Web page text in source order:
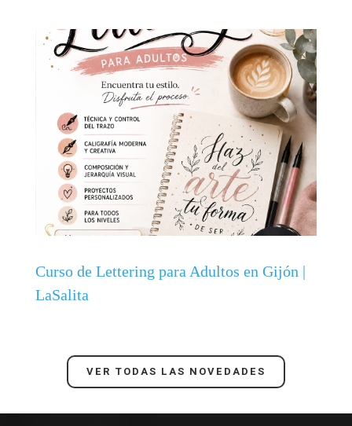
VER TODAS LAS NOVEDADES
Curso de Lettering para Adultos en Gijón |
LaSalita